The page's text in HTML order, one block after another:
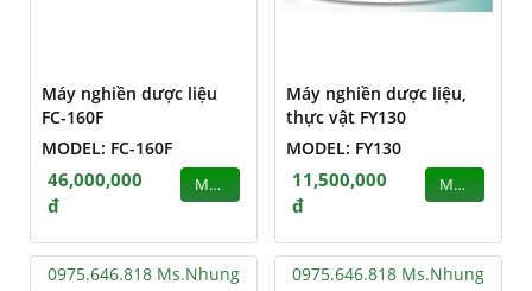
Máy nghiền dược liệu
FC-160F
MODEL: FC-160F
46,000,000
đ
MUA
Máy nghiền dược liệu,
thực vật FY130
MODEL: FY130
11,500,000
đ
MUA
0975.646.818 Ms.Nhung 0975.646.818 Ms.Nhung